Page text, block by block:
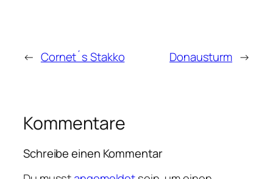
← Cornet´s Stakko Donausturm →
Kommentare
Schreibe einen Kommentar